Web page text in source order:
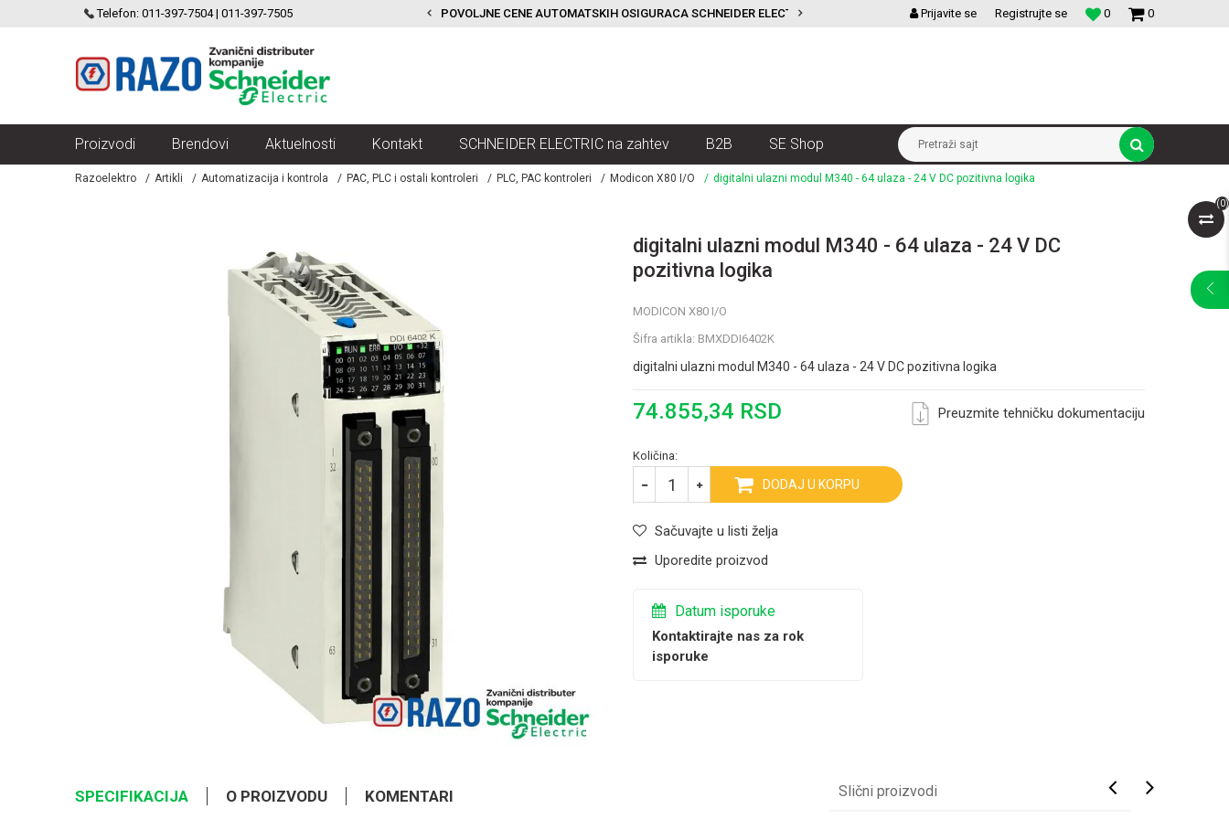
Telefon: 011-397-7504 | 011-397-7505
ELECTRIC VELIKI IZBOR MODULARNIH PREKIDACA I UTICNICA POVOLJNE CENE AUTOMATSKIH OSIGURACA SCHNEIDER ELECTRIC VELIKI IZBOR MODULARNIH PREKIDACA I UTICNICA 0
0
Prijavite se Registrujte se
Proizvodi Brendovi Aktuelnosti Kontakt SCHNEIDER ELECTRIC na zahtev B2B SE Shop Pretraži sajt
(0)
Razoelektro Artikli Automatizacija i kontrola PAC, PLC i ostali kontroleri PLC, PAC kontroleri Modicon X80 I/O digitalni ulazni modul M340 - 64 ulaza - 24 V DC pozitivna logika
digitalni ulazni modul M340 - 64 ulaza - 24 V DC
pozitivna logika
MODICON X80 I/O
Šifra artikla: BMXDDI6402K
digitalni ulazni modul M340 - 64 ulaza - 24 V DC pozitivna logika
Preuzmite tehničku dokumentaciju
74.855,34 RSD
Količina:
DODAJ U KORPU
Sačuvajte u listi želja
Uporedite proizvod
Datum isporuke
Kontaktirajte nas za rok
isporuke
SPECIFIKACIJA O PROIZVODU KOMENTARI Slični proizvodi